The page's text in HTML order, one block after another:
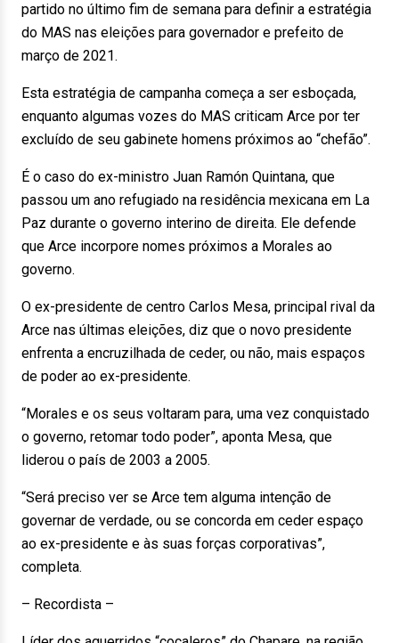
partido no último fim de semana para definir a estratégia
do MAS nas eleições para governador e prefeito de
março de 2021.
Esta estratégia de campanha começa a ser esboçada,
enquanto algumas vozes do MAS criticam Arce por ter
excluído de seu gabinete homens próximos ao “chefão”.
É o caso do ex-ministro Juan Ramón Quintana, que
passou um ano refugiado na residência mexicana em La
Paz durante o governo interino de direita. Ele defende
que Arce incorpore nomes próximos a Morales ao
governo.
O ex-presidente de centro Carlos Mesa, principal rival da
Arce nas últimas eleições, diz que o novo presidente
enfrenta a encruzilhada de ceder, ou não, mais espaços
de poder ao ex-presidente.
“Morales e os seus voltaram para, uma vez conquistado
o governo, retomar todo poder”, aponta Mesa, que
liderou o país de 2003 a 2005.
“Será preciso ver se Arce tem alguma intenção de
governar de verdade, ou se concorda em ceder espaço
ao ex-presidente e às suas forças corporativas”,
completa.
– Recordista –